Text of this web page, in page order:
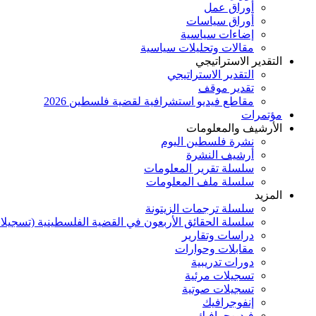
أوراق عمل
أوراق سياسات
إضاءات سياسية
مقالات وتحليلات سياسية
التقدير الاستراتيجي
التقدير الاستراتيجي
تقدير موقف
مقاطع فيديو استشرافية لقضية فلسطين 2026
مؤتمرات
الأرشيف والمعلومات
نشرة فلسطين اليوم
أرشيف النشرة
سلسلة تقرير المعلومات
سلسلة ملف المعلومات
المزيد
سلسلة ترجمات الزيتونة
سلسلة الحقائق الأربعون في القضية الفلسطينية
دراسات وتقارير
مقابلات وحوارات
دورات تدريبية
تسجيلات مرئية
تسجيلات صوتية
إنفوجرافيك